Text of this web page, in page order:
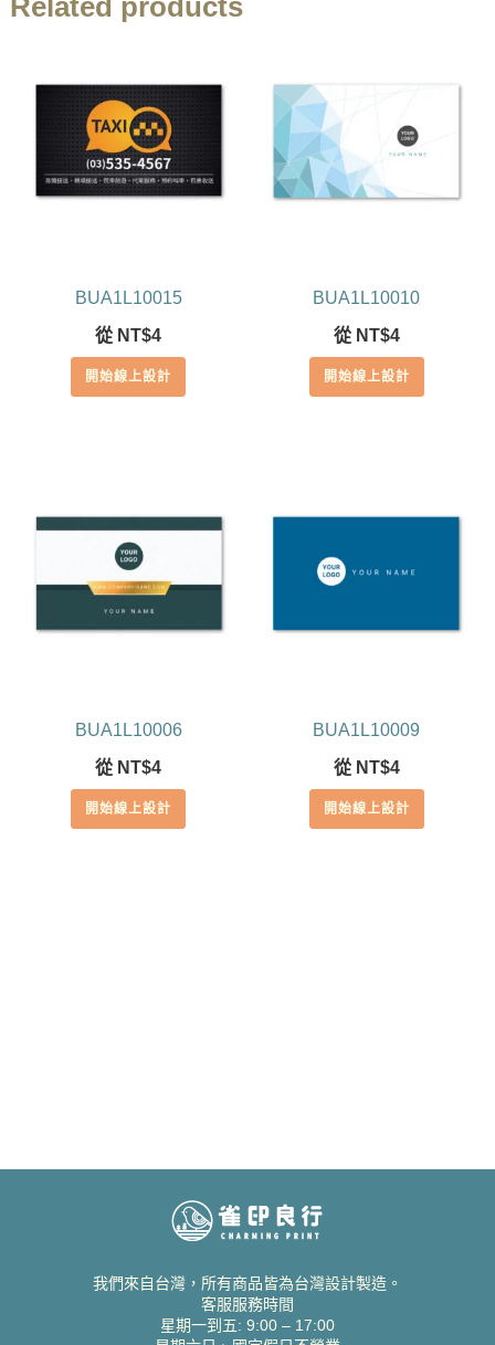
BUA1L10015
從 NT$4
開始線上設計
BUA1L10010
從 NT$4
開始線上設計
BUA1L10006
從 NT$4
開始線上設計
BUA1L10009
從 NT$4
開始線上設計
我們來自台灣，所有商品皆為台灣設計製造。
客服服務時間
星期一到五: 9:00 – 17:00